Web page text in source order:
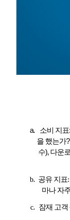
소비 지표:
을 했는가?
수), 다운
공유 지표:
마나 자
잠재 고객